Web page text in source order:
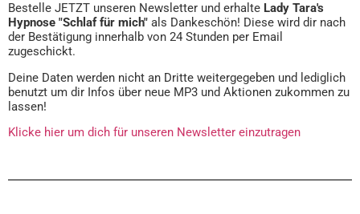
Bestelle JETZT unseren Newsletter und erhalte Lady Tara's
Hypnose "Schlaf für mich" als Dankeschön! Diese wird dir nach
der Bestätigung innerhalb von 24 Stunden per Email
zugeschickt.
Deine Daten werden nicht an Dritte weitergegeben und lediglich
benutzt um dir Infos über neue MP3 und Aktionen zukommen zu
lassen!
Klicke hier um dich für unseren Newsletter einzutragen